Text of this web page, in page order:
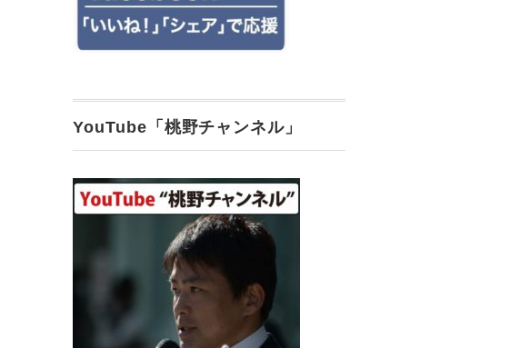
YouTube「桃野チャンネル」